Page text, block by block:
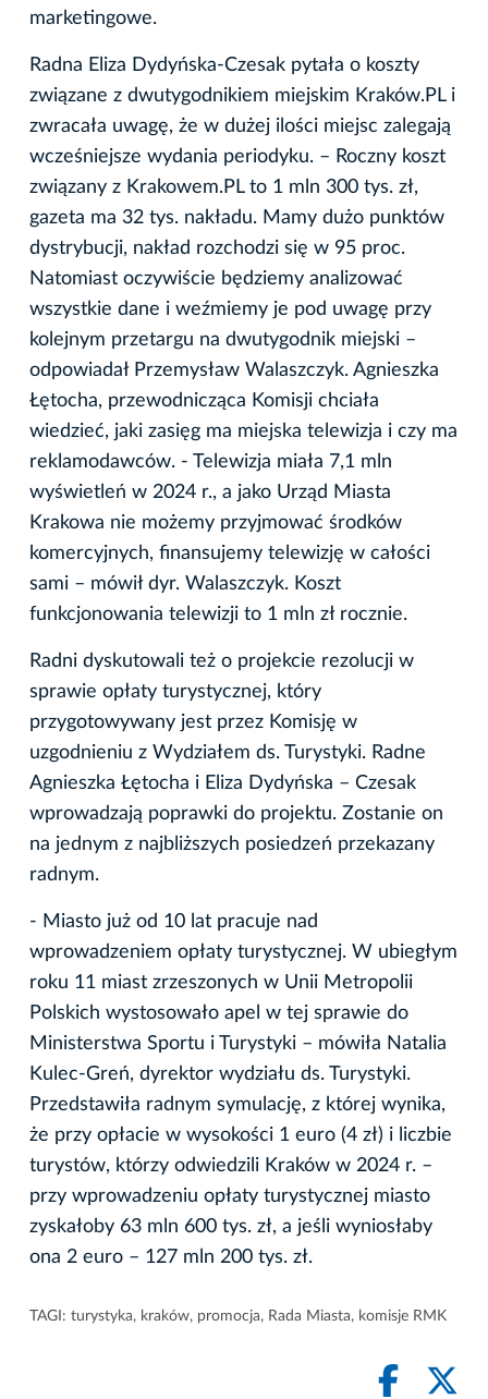
marketingowe.
Radna Eliza Dydyńska-Czesak pytała o koszty
związane z dwutygodnikiem miejskim Kraków.PL i
zwracała uwagę, że w dużej ilości miejsc zalegają
wcześniejsze wydania periodyku. – Roczny koszt
związany z Krakowem.PL to 1 mln 300 tys. zł,
gazeta ma 32 tys. nakładu. Mamy dużo punktów
dystrybucji, nakład rozchodzi się w 95 proc.
Natomiast oczywiście będziemy analizować
wszystkie dane i weźmiemy je pod uwagę przy
kolejnym przetargu na dwutygodnik miejski –
odpowiadał Przemysław Walaszczyk. Agnieszka
Łętocha, przewodnicząca Komisji chciała
wiedzieć, jaki zasięg ma miejska telewizja i czy ma
reklamodawców. - Telewizja miała 7,1 mln
wyświetleń w 2024 r., a jako Urząd Miasta
Krakowa nie możemy przyjmować środków
komercyjnych, finansujemy telewizję w całości
sami – mówił dyr. Walaszczyk. Koszt
funkcjonowania telewizji to 1 mln zł rocznie.
Radni dyskutowali też o projekcie rezolucji w
sprawie opłaty turystycznej, który
przygotowywany jest przez Komisję w
uzgodnieniu z Wydziałem ds. Turystyki. Radne
Agnieszka Łętocha i Eliza Dydyńska – Czesak
wprowadzają poprawki do projektu. Zostanie on
na jednym z najbliższych posiedzeń przekazany
radnym.
- Miasto już od 10 lat pracuje nad
wprowadzeniem opłaty turystycznej. W ubiegłym
roku 11 miast zrzeszonych w Unii Metropolii
Polskich wystosowało apel w tej sprawie do
Ministerstwa Sportu i Turystyki – mówiła Natalia
Kulec-Greń, dyrektor wydziału ds. Turystyki.
Przedstawiła radnym symulację, z której wynika,
że przy opłacie w wysokości 1 euro (4 zł) i liczbie
turystów, którzy odwiedzili Kraków w 2024 r. –
przy wprowadzeniu opłaty turystycznej miasto
zyskałoby 63 mln 600 tys. zł, a jeśli wyniosłaby
ona 2 euro – 127 mln 200 tys. zł.
TAGI: turystyka, kraków, promocja, Rada Miasta, komisje RMK